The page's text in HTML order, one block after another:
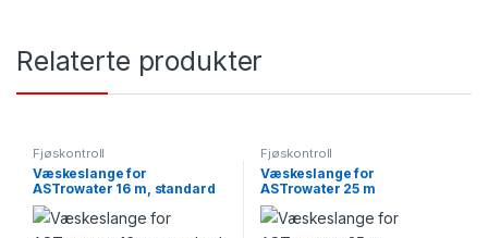
Relaterte produkter
Fjøskontroll
Væskeslange for
ASTrowater 16 m, standard
Fjøskontroll
Væskeslange for
ASTrowater 25 m